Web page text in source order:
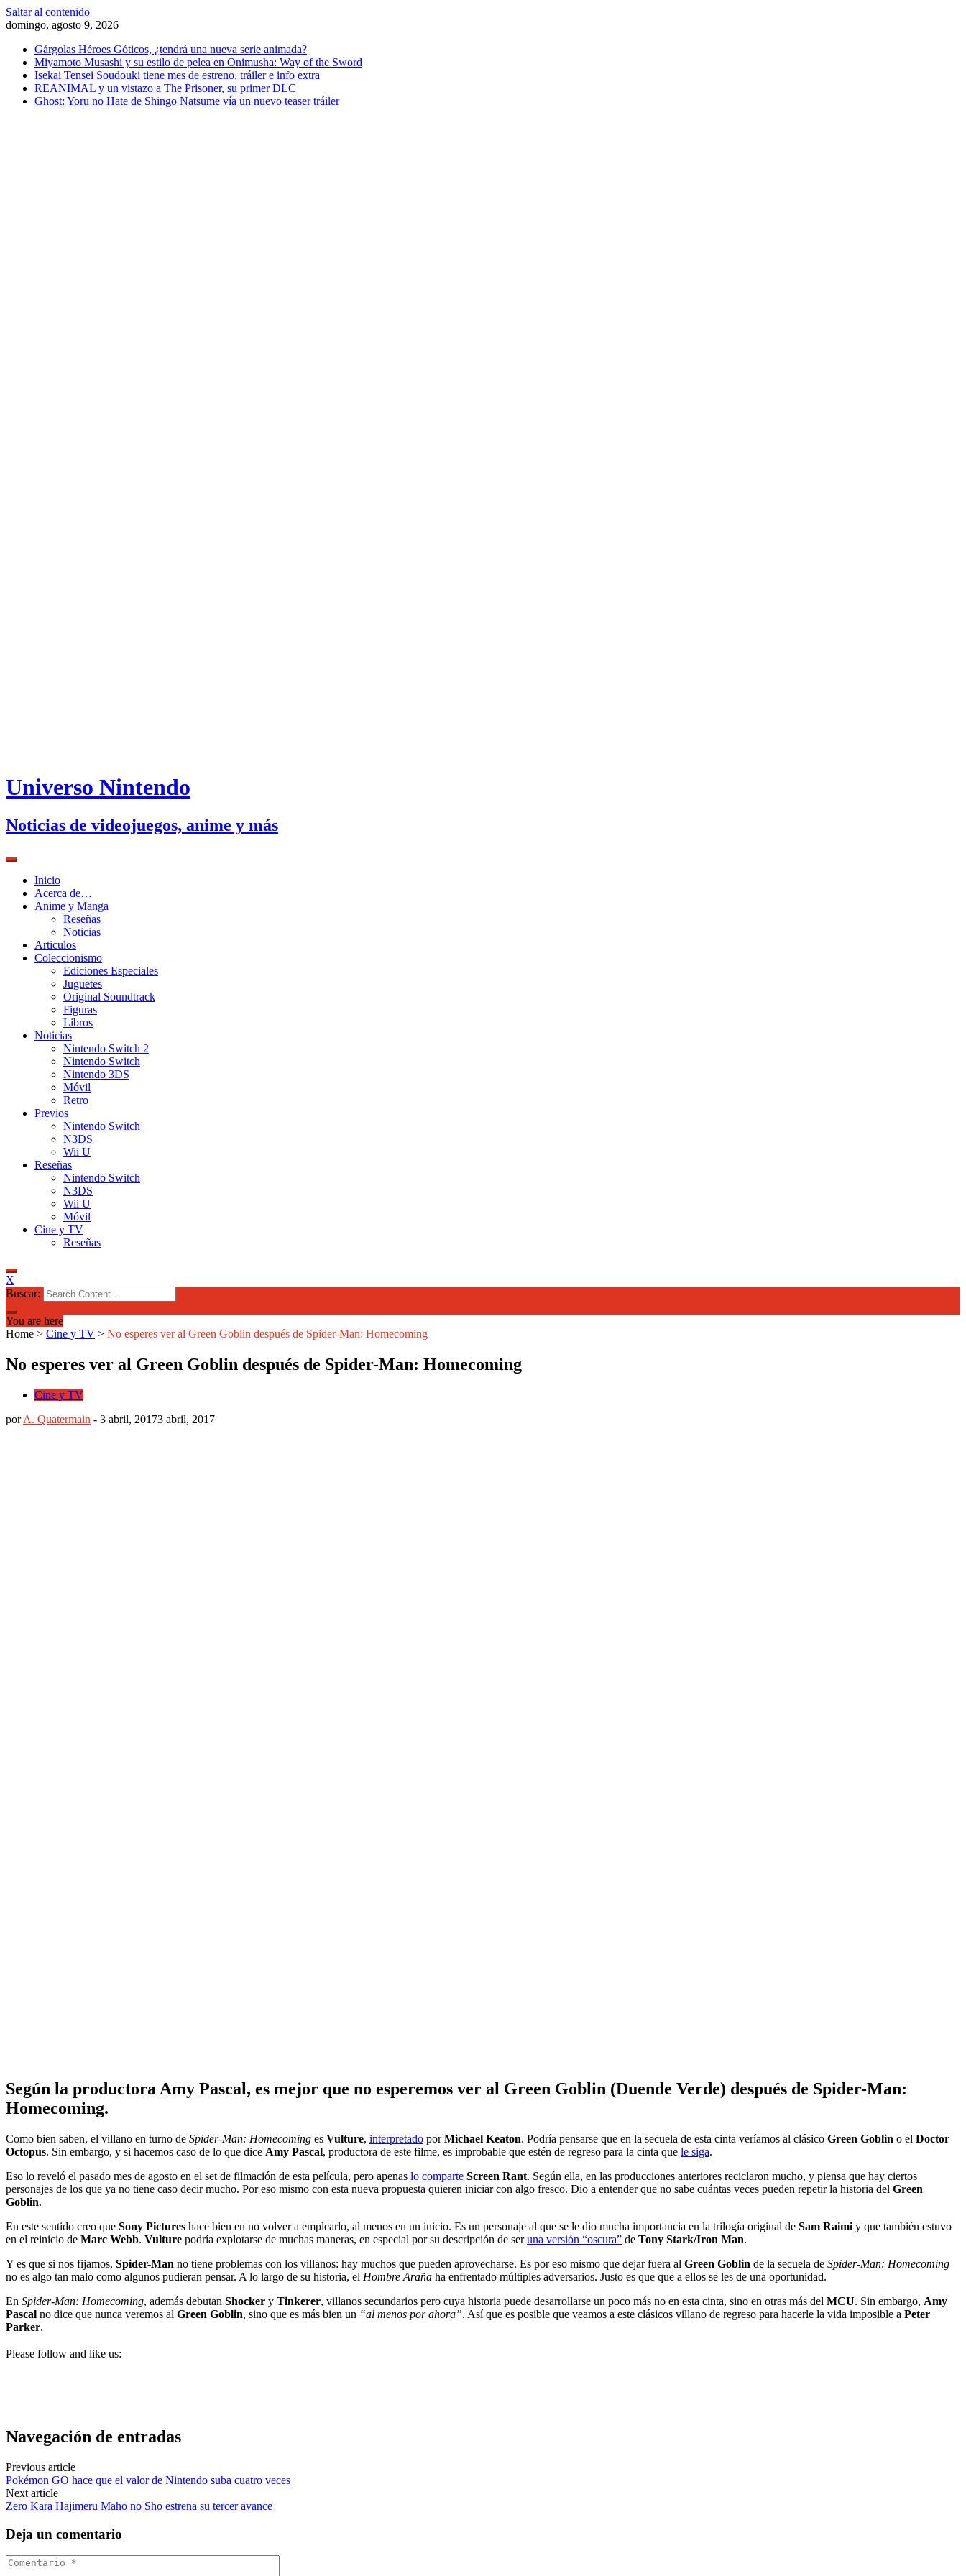
Saltar al contenido
domingo, agosto 9, 2026
Gárgolas Héroes Góticos, ¿tendrá una nueva serie animada?
Miyamoto Musashi y su estilo de pelea en Onimusha: Way of the Sword
Isekai Tensei Soudouki tiene mes de estreno, tráiler e info extra
REANIMAL y un vistazo a The Prisoner, su primer DLC
Ghost: Yoru no Hate de Shingo Natsume vía un nuevo teaser tráiler
Universo Nintendo
Noticias de videojuegos, anime y más
Inicio
Acerca de…
Anime y Manga
Reseñas
Noticias
Articulos
Coleccionismo
Ediciones Especiales
Juguetes
Original Soundtrack
Figuras
Libros
Noticias
Nintendo Switch 2
Nintendo Switch
Nintendo 3DS
Móvil
Retro
Previos
Nintendo Switch
N3DS
Wii U
Reseñas
Nintendo Switch
N3DS
Wii U
Móvil
Cine y TV
Reseñas
X
Buscar:
You are here
Home > Cine y TV > No esperes ver al Green Goblin después de Spider-Man: Homecoming
No esperes ver al Green Goblin después de Spider-Man: Homecoming
Cine y TV
porA. Quatermain - 3 abril, 20173 abril, 2017
Según la productora Amy Pascal, es mejor que no esperemos ver al Green Goblin (Duende Verde) después de Spider-Man:
Homecoming.
Como bien saben, el villano en turno de Spider-Man: Homecoming es Vulture, interpretado porMichael Keaton. Podría pensarse que en la secuela de esta cinta veríamos al clásico Green Goblin o el Doctor
Octopus. Sin embargo, y si hacemos caso de lo que dice Amy Pascal, productora de este filme, es improbable que estén de regreso para la cinta que le siga.
Eso lo reveló el pasado mes de agosto en el set de filmación de esta película, pero apenas lo comparte Screen Rant. Según ella, en las producciones anteriores reciclaron mucho, y piensa que hay ciertos
personajes de los que ya no tiene caso decir mucho. Por eso mismo con esta nueva propuesta quieren iniciar con algo fresco. Dio a entender que no sabe cuántas veces pueden repetir la historia del Green
Goblin.
En este sentido creo que Sony Pictures hace bien en no volver a emplearlo, al menos en un inicio. Es un personaje al que se le dio mucha importancia en la trilogía original de Sam Raimi y que también estuvo
en el reinicio de Marc Webb. Vulture podría explotarse de muchas maneras, en especial por su descripción de seruna versión “oscura” de Tony Stark/Iron Man.
Y es que si nos fijamos, Spider-Man no tiene problemas con los villanos: hay muchos que pueden aprovecharse. Es por eso mismo que dejar fuera al Green Goblin de la secuela de Spider-Man: Homecoming
no es algo tan malo como algunos pudieran pensar. A lo largo de su historia, el Hombre Araña ha enfrentado múltiples adversarios. Justo es que que a ellos se les de una oportunidad.
En Spider-Man: Homecoming, además debutan Shocker y Tinkerer, villanos secundarios pero cuya historia puede desarrollarse un poco más no en esta cinta, sino en otras más del MCU. Sin embargo, Amy
Pascal no dice que nunca veremos al Green Goblin, sino que es más bien un “al menos por ahora”. Así que es posible que veamos a este clásicos villano de regreso para hacerle la vida imposible a Peter
Parker.
Please follow and like us:
Navegación de entradas
Previous article
Pokémon GO hace que el valor de Nintendo suba cuatro veces
Next article
Zero Kara Hajimeru Mahō no Sho estrena su tercer avance
Deja un comentario